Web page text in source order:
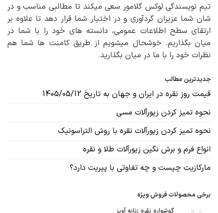
تیم نویسندگی لوکس گلامور سعی میکند تا مطالبی مناسب و در
شان شما عزیزان گردآوری و در اختیار شما قرار دهد تا علاوه بر
ارتقای سطح اطلاعات عمومی، دانسته های خود را با شما در
میان بگذاریم. خوشحال میشویم از طریق کامنت ها شما هم
نظرات خود را با ما در میان بگذارید.
جدیدترین مطالب
قیمت روز نقره در ایران و جهان به تاریخ 1405/05/12
نحوه تمیز کردن زیورآلات مسی
نحوه تمیز کردن زیورآلات نقره با روش التراسونیک
انواع فرم و برش نگین زیورآلات طلا و نقره
مارکازیت چیست و چه تفاوتی با پیریت دارد؟
برخی محصولات فروش ویژه
گوشواره نقره زنانه آویز